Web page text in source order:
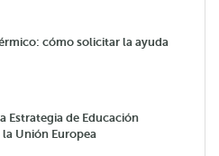
cómo solicitar la ayuda
Estrategia de Educación
la Unión Europea